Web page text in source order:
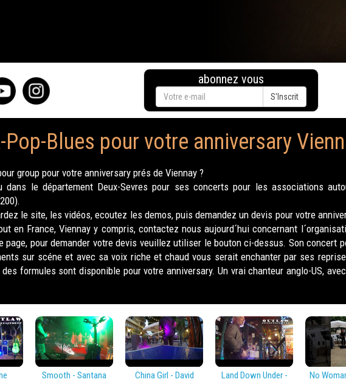
abonnez vous
S'Inscrit
Pop-Blues pour votre anniversary
group pour votre anniversary prés de Viennay ?
dans le département Deux-Sevres pour ses concerts pour les associations
le site, les vidéos, ecoutez les demos, puis demandez un devis pour votre
en France, Viennay y compris, contactez nous aujourd´hui concernant
page, pour demander votre devis veuillez utiliser le bouton ci-dessus. Son concert
sur scéne et avec sa voix riche et chaud vous serait enchanter par ses
formules sont disponible pour votre anniversary. Un vrai chanteur anglo-US,
Smooth - Santana
China Girl - David
Land Down Under -
No